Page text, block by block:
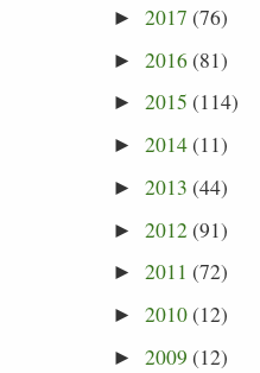
► 2017 (76)
► 2016(81)
► 2015 (114)
► 2014(11)
► 2013 (44)
► 2012(91)
► 2011 (72)
► 2010(12)
► 2009 (12)